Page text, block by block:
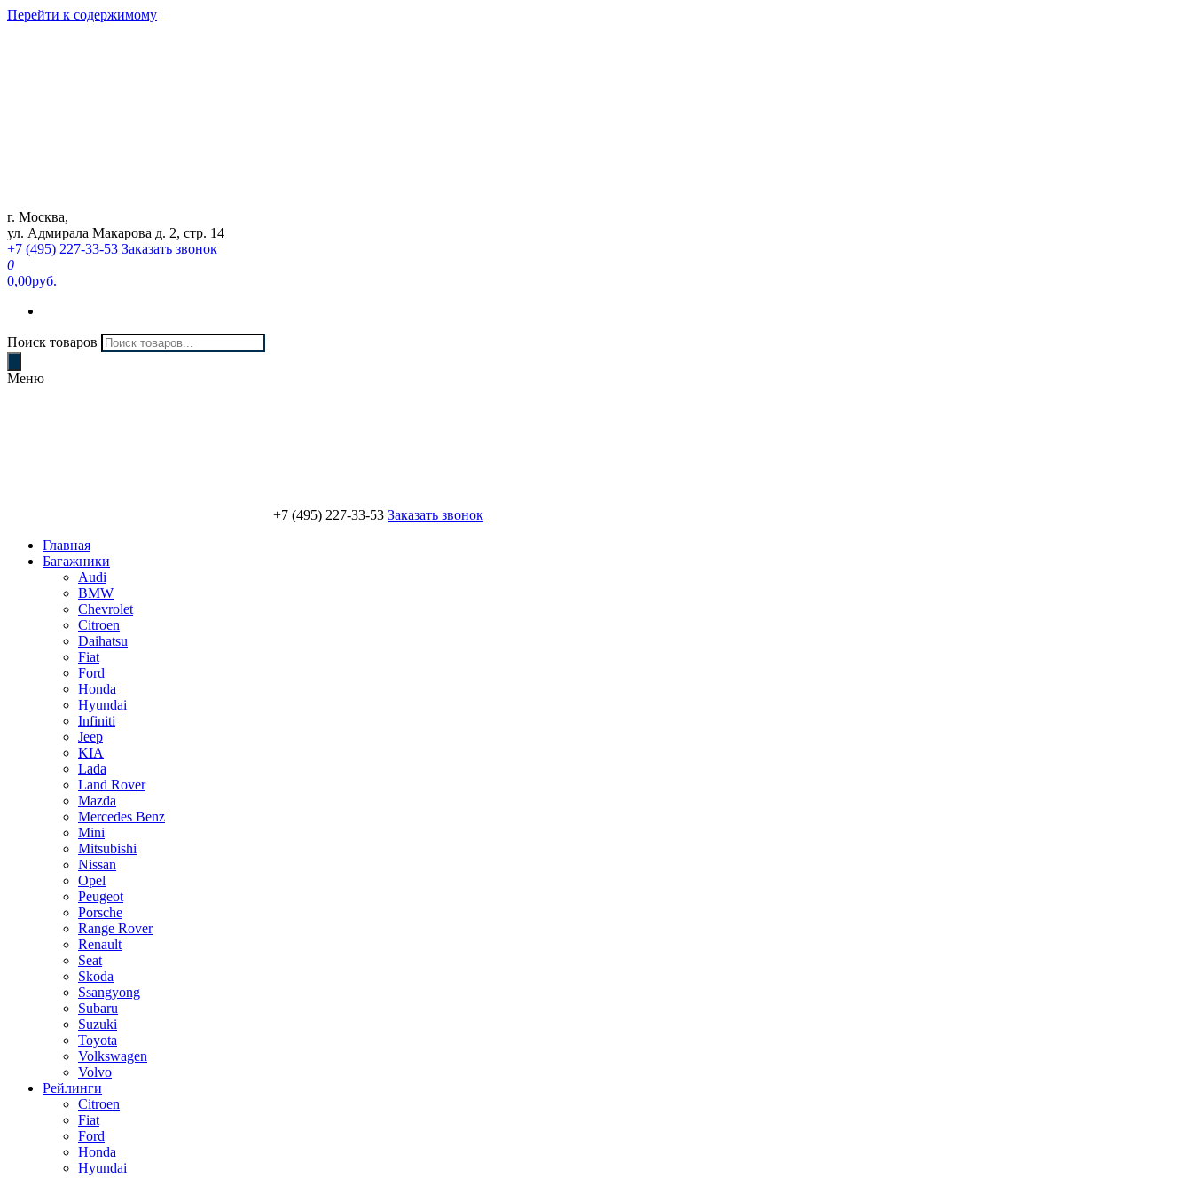
Перейти к содержимому
Интернет магазин "Can Auto"
г. Москва,
ул. Адмирала Макарова д. 2, стр. 14
+7 (495) 227-33-53 Заказать звонок
0
0,00руб.
Поиск товаров
Меню
+7 (495) 227-33-53 Заказать звонок
Главная
Багажники
Audi
BMW
Chevrolet
Citroen
Daihatsu
Fiat
Ford
Honda
Hyundai
Infiniti
Jeep
KIA
Lada
Land Rover
Mazda
Mercedes Benz
Mini
Mitsubishi
Nissan
Opel
Peugeot
Porsche
Range Rover
Renault
Seat
Skoda
Ssangyong
Subaru
Suzuki
Toyota
Volkswagen
Volvo
Рейлинги
Citroen
Fiat
Ford
Honda
Hyundai